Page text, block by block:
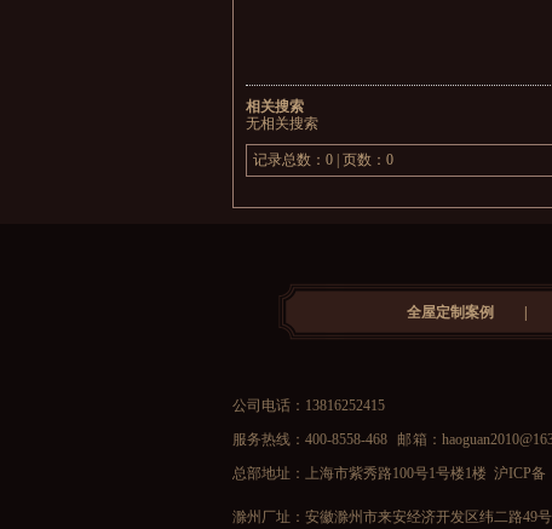
相关搜索
无相关搜索
记录总数：0 | 页数：0
全屋定制案例
公司电话：13816252415
服务热线：400-8558-468 邮 箱：
总部地址：上海市紫秀路100号1号楼1楼 沪ICP备
滁州厂址：安徽滁州市来安经济开发区纬二路49号